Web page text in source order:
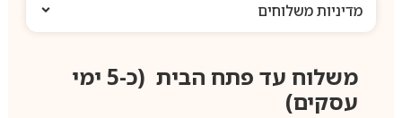
מדיניות משלוחים
משלוח עד פתח הבית (כ-5 ימי
עסקים)